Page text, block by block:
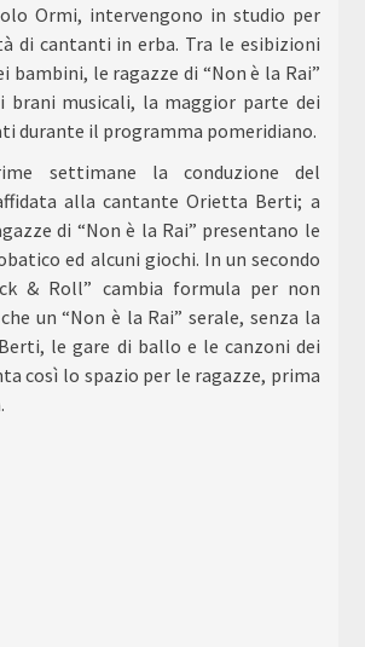
Ormi, intervengono in studio per
di cantanti in erba. Tra le esibizioni
bambini, le ragazze di “Non è la Rai”
brani musicali, la maggior parte dei
durante il programma pomeridiano.
settimane la conduzione del
alla cantante Orietta Berti; a
di “Non è la Rai” presentano le
ed alcuni giochi. In un secondo
& Roll” cambia formula per non
un “Non è la Rai” serale, senza la
le gare di ballo e le canzoni dei
così lo spazio per le ragazze, prima